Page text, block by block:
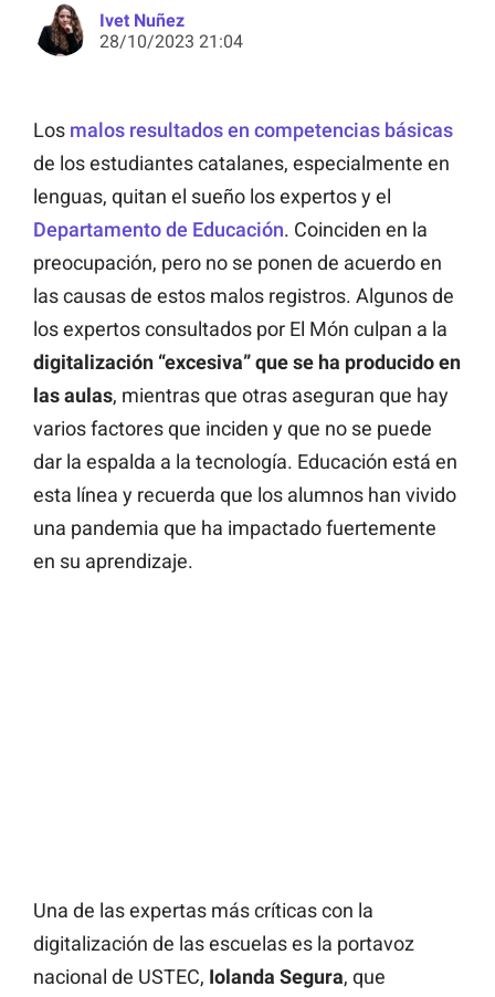
Ivet Nuñez
28/10/2023 21:04
Los malos resultados en competencias básicas
de los estudiantes catalanes, especialmente en
lenguas, quitan el sueño los expertos y el
Departamento de Educación. Coinciden en la
preocupación, pero no se ponen de acuerdo en
las causas de estos malos registros. Algunos de
los expertos consultados por El Món culpan a la
digitalización “excesiva” que se ha producido en
las aulas, mientras que otras aseguran que hay
varios factores que inciden y que no se puede
dar la espalda a la tecnología. Educación está en
esta línea y recuerda que los alumnos han vivido
una pandemia que ha impactado fuertemente
en su aprendizaje.
Una de las expertas más críticas con la
digitalización de las escuelas es la portavoz
nacional de USTEC, Iolanda Segura, que